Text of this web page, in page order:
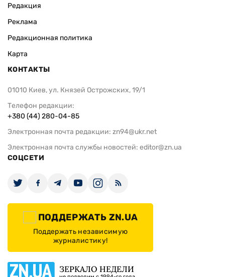
Редакция
Реклама
Редакционная политика
Карта
КОНТАКТЫ
01010 Киев, ул. Князей Острожских, 19/1
Телефон редакции:
+380 (44) 280-04-85
Электронная почта редакции: zn94@ukr.net
Электронная почта службы новостей: editor@zn.ua
СОЦСЕТИ
ПОДДЕРЖАТЬ ZN.UA
Поддержать независимую
журналистику!
ЗЕРКАЛО НЕДЕЛИ